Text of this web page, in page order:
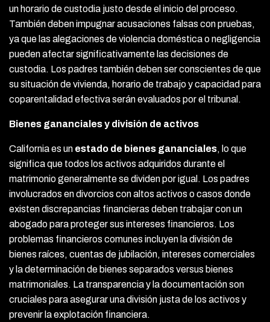
un horario de custodia justo desde el inicio del proceso.
También deben impugnar acusaciones falsas con pruebas,
ya que las alegaciones de violencia doméstica o negligencia
pueden afectar significativamente las decisiones de
custodia. Los padres también deben ser conscientes de que
su situación de vivienda, horario de trabajo y capacidad para
coparentalidad efectiva serán evaluados por el tribunal.
Bienes gananciales y división de activos
California es un estado de bienes gananciales, lo que
significa que todos los activos adquiridos durante el
matrimonio generalmente se dividen por igual. Los padres
involucrados en divorcios con altos activos o casos donde
existen discrepancias financieras deben trabajar con un
abogado para proteger sus intereses financieros. Los
problemas financieros comunes incluyen la división de
bienes raíces, cuentas de jubilación, intereses comerciales
y la determinación de bienes separados versus bienes
matrimoniales. La transparencia y la documentación son
cruciales para asegurar una división justa de los activos y
prevenir la explotación financiera.